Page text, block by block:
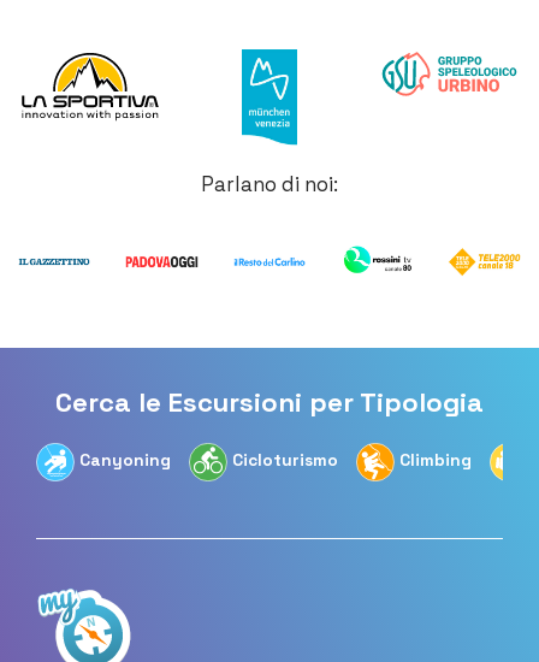
Parlano di noi:
Cerca le Escursioni per Tipologia
Canyoning Cicloturismo Climbing